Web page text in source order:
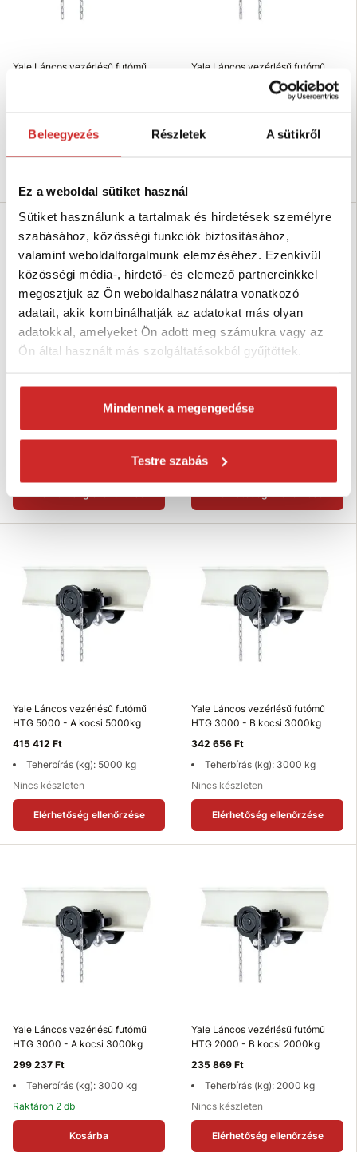
Beleegyezés Részletek A sütikről
Ez a weboldal sütiket használ
Sütiket használunk a tartalmak és hirdetések személyre
szabásához, közösségi funkciók biztosításához,
valamint weboldalforgalmunk elemzéséhez. Ezenkívül
közösségi média-, hirdető- és elemező partnereinkkel
megosztjuk az Ön weboldalhasználatra vonatkozó
adatait, akik kombinálhatják az adatokat más olyan
adatokkal, amelyeket Ön adott meg számukra vagy az
Ön által használt más szolgáltatásokból gyűjtöttek.
Mindennek a megengedése
Testre szabás
Yale Láncos vezérlésű futómű
Nincs készleten
Yale Láncos vezérlésű futómű
HTG 10 000 - B kocsi 10 000kg
Yale Láncos vezérlésű futómű
HTG 8000 - B kocsi 8000kg
Teherbírás (kg): 8000 kg
Elérhetőség ellenőrzése
Yale Láncos vezérlésű futómű
HTG 5000 - B kocsi 5000kg
Teherbírás (kg): 5000 kg
Nincs készleten
Elérhetőség ellenőrzése
Yale Láncos vezérlésű futómű
HTG 5000 - A kocsi 5000kg
415 412 Ft
Teherbírás (kg): 5000 kg
Nincs készleten
Elérhetőség ellenőrzése
Yale Láncos vezérlésű futómű
HTG 3000 - B kocsi 3000kg
342 656 Ft
Teherbírás (kg): 3000 kg
Nincs készleten
Elérhetőség ellenőrzése
Yale Láncos vezérlésű futómű
HTG 3000 - A kocsi 3000kg
299 237 Ft
Teherbírás (kg): 3000 kg
Raktáron 2 db
Kosárba
Yale Láncos vezérlésű futómű
HTG 2000 - B kocsi 2000kg
235 869 Ft
Teherbírás (kg): 2000 kg
Nincs készleten
Elérhetőség ellenőrzése